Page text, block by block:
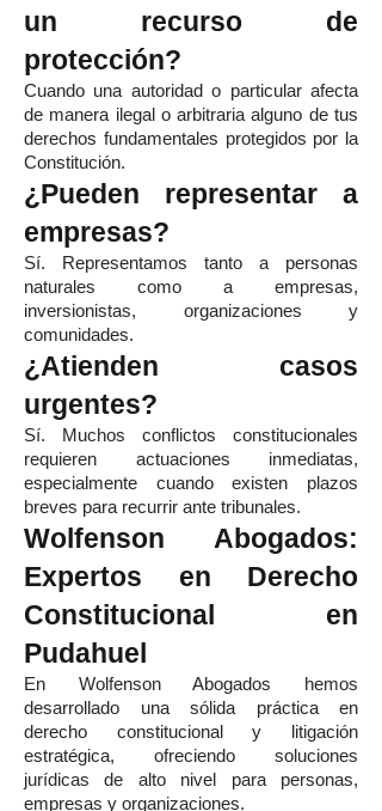
un recurso de
protección?
Cuando una autoridad o particular afecta
de manera ilegal o arbitraria alguno de tus
derechos fundamentales protegidos por la
Constitución.
¿Pueden representar a
empresas?
Sí. Representamos tanto a personas
naturales como a empresas,
inversionistas, organizaciones y
comunidades.
¿Atienden casos
urgentes?
Sí. Muchos conflictos constitucionales
requieren actuaciones inmediatas,
especialmente cuando existen plazos
breves para recurrir ante tribunales.
Wolfenson Abogados:
Expertos en Derecho
Constitucional en
Pudahuel
En Wolfenson Abogados hemos
desarrollado una sólida práctica en
derecho constitucional y litigación
estratégica, ofreciendo soluciones
jurídicas de alto nivel para personas,
empresas y organizaciones.